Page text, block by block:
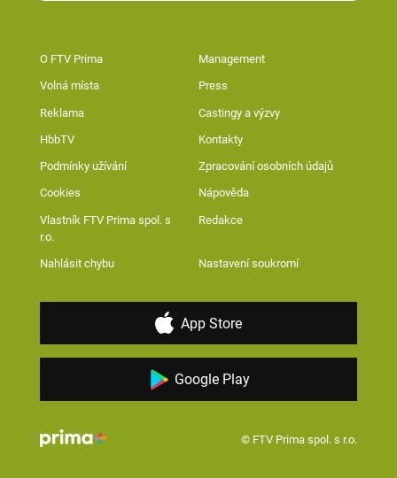
O FTV Prima Management
Volná místa Press
Reklama Castingy a výzvy
HbbTV Kontakty
Podmínky užívání Zpracování osobních údajů
Cookies Nápověda
Vlastník FTV Prima spol. s
r.o.
Redakce
Nahlásit chybu Nastavení soukromí
App Store
Google Play
© FTV Prima spol. s r.o.